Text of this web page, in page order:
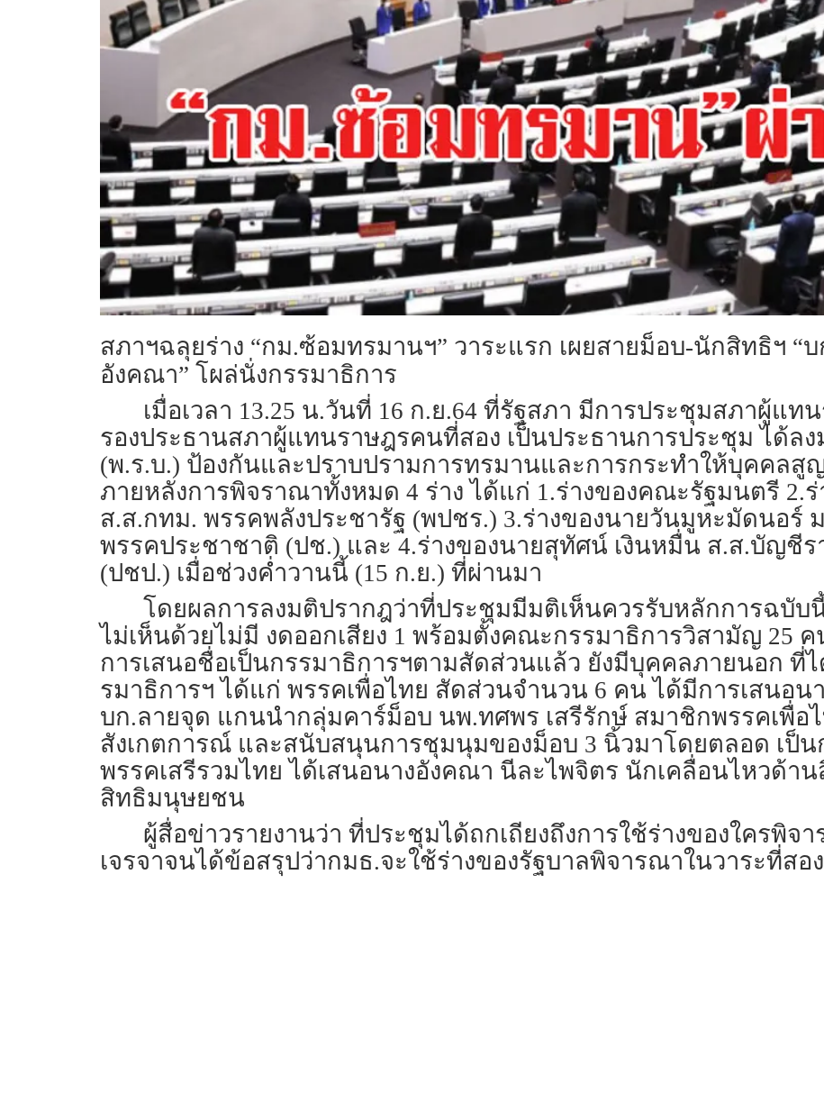
สภาฯฉลุยร่าง “กม.ซ้อมทรมานฯ” วาระแรก เผยสายม็อบ-นักสิทธิฯ “
อังคณา” โผล่นั่งกรรมาธิการ
เมื่อเวลา 13.25 น.วันที่ 16 ก.ย.64 ที่รัฐสภา มีการประชุมสภาผู้แ
รองประธานสภาผู้แทนราษฎรคนที่สอง เป็นประธานการประชุม ได้ล
(พ.ร.บ.) ป้องกันและปราบปรามการทรมานและการกระทำให้บุคคล
ภายหลังการพิจราณาทั้งหมด 4 ร่าง ได้แก่ 1.ร่างของคณะรัฐมนตรี 2.ร่
ส.ส.กทม. พรรคพลังประชารัฐ (พปชร.) 3.ร่างของนายวันมูหะมัดนอร์
พรรคประชาชาติ (ปช.) และ 4.ร่างของนายสุทัศน์ เงินหมื่น ส.ส.บัญชี
(ปชป.) เมื่อช่วงค่ำวานนี้ (15 ก.ย.) ที่ผ่านมา
โดยผลการลงมติปรากฎว่าที่ประชุมมีมติเห็นควรรับหลักการฉบับ
ไม่เห็นด้วยไม่มี งดออกเสียง 1 พร้อมตั้งคณะกรรมาธิการวิสามัญ 25
การเสนอชื่อเป็นกรรมาธิการฯตามสัดส่วนแล้ว ยังมีบุคคลภายนอก ที่
รมาธิการฯ ได้แก่ พรรคเพื่อไทย สัดส่วนจำนวน 6 คน ได้มีการเสนอ
บก.ลายจุด แกนนำกลุ่มคาร์ม็อบ นพ.ทศพร เสรีรักษ์ สมาชิกพรรคเพื่อ
สังเกตการณ์ และสนับสนุนการชุมนุมของม็อบ 3 นิ้วมาโดยตลอด เป็
พรรคเสรีรวมไทย ได้เสนอนางอังคณา นีละไพจิตร นักเคลื่อนไหวด้
สิทธิมนุษยชน
ผู้สื่อข่าวรายงานว่า ที่ประชุมได้ถกเถียงถึงการใช้ร่างของใครพิจ
เจรจาจนได้ข้อสรุปว่ากมธ.จะใช้ร่างของรัฐบาลพิจารณาในวาระที่สอ